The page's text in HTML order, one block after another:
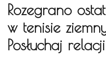
Rozegrano
w tenisie
Posłuchaj relacji